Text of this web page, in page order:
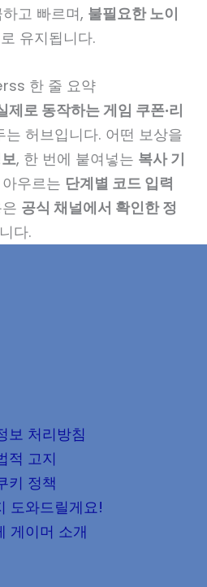
고 빠르며, 불필요한 노이
로 유지됩니다.
한 줄 요약
제로 동작하는 게임 쿠폰·리
는 허브입니다. 어떤 보상을
, 한 번에 붙여넣는 복사 기
우르는 단계별 코드 입력
공식 채널에서 확인한 정
다.
보 처리방침
적 고지
키 정책
도와드릴게요!
게이머 소개